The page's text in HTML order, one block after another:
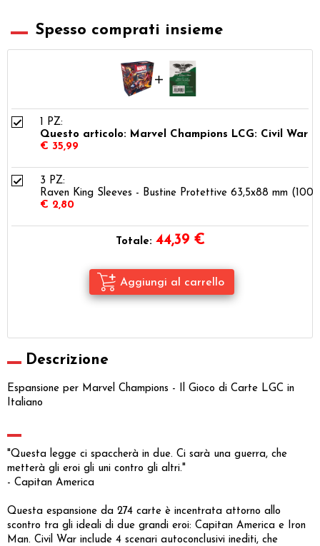
Spesso comprati insieme
1 PZ:
Questo articolo: Marvel Champions LCG: Civil War
€ 35,99
3 PZ:
Raven King Sleeves - Bustine Protettive 63,5x88 mm (100)
€ 2,80
Totale: 44,39 €
Descrizione
Espansione per Marvel Champions - Il Gioco di Carte LGC in
Italiano
"Questa legge ci spaccherà in due. Ci sarà una guerra, che
metterà gli eroi gli uni contro gli altri."
- Capitan America
Questa espansione da 274 carte è incentrata attorno allo
scontro tra gli ideali di due grandi eroi: Capitan America e Iron
Man. Civil War include 4 scenari autoconclusivi inediti, che